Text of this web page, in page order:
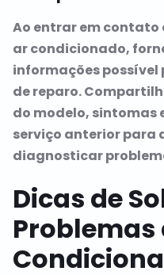
Ao entrar em contato
ar condicionado,
informações possível
de reparo.
do modelo, sintomas
serviço anterior para
diagnosticar
Dicas de
Problemas